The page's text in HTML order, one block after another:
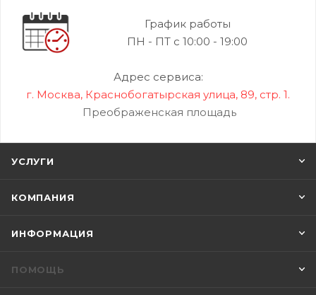
График работы
ПН - ПТ с 10:00 - 19:00
Адрес сервиса:
г. Москва, Краснобогатырская улица, 89, стр. 1.
Преображенская площадь
УСЛУГИ
КОМПАНИЯ
ИНФОРМАЦИЯ
ПОМОЩЬ